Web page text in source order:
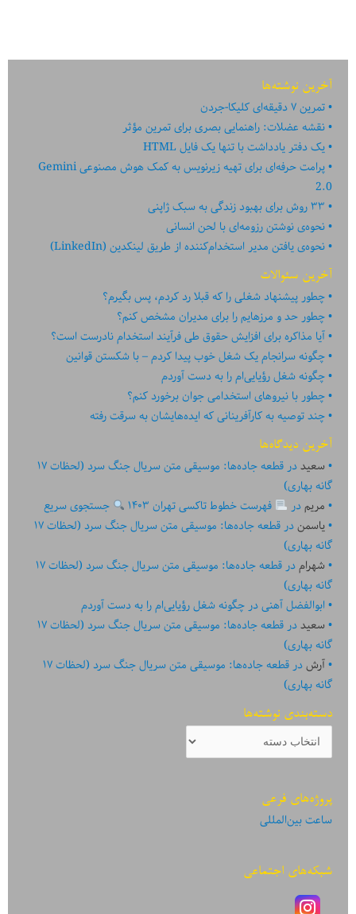
آخرین نوشته‌ها
تمرین ۷ دقیقه‌ای کلیکا-جردن
نقشه عضلات: راهنمایی بصری برای تمرین مؤثر
یک دفتر یادداشت با تنها یک فایل HTML
پرامت حرفه‌ای برای تهیه زیرنویس به کمک هوش مصنوعی Gemini
2.0
۳۳ روش برای بهبود زندگی به سبک ژاپنی
نحوه‌ی نوشتن رزومه‌ای با لحن انسانی
نحوه‌ی یافتن مدیر استخدام‌کننده از طریق لینکدین (LinkedIn)
آخرین سئوالات
چطور پیشنهاد شغلی را که قبلا رد کردم، پس بگیرم؟
چطور حد و مرزهایم را برای مدیران مشخص کنم؟
آیا مذاکره برای افزایش حقوق طی فرآیند استخدام نادرست است؟
چگونه سرانجام یک شغل خوب پیدا کردم – با شکستن قوانین
چگونه شغل رؤیایی‌ام را به دست آوردم
چطور با نیروهای استخدامی جوان برخورد کنم؟
چند توصیه به کارآفرینانی که ایده‏‏‌‏‏‌هایشان به سرقت رفته
آخرین دیدگاه‌ها
سعیددر
قطعه جاده‌ها: موسیقی متن سریال جنگ سرد (لحظات ۱۷
گانه بهاری)
مریمدر فهرست خطوط تاکسی تهران ۱۴۰۳
جستجوی سریع
یاسمندر
قطعه جاده‌ها: موسیقی متن سریال جنگ سرد (لحظات ۱۷
گانه بهاری)
شهرامدر
قطعه جاده‌ها: موسیقی متن سریال جنگ سرد (لحظات ۱۷
گانه بهاری)
ابوالفضل آهنیدرچگونه شغل رؤیایی‌ام را به دست آوردم
سعیددر
قطعه جاده‌ها: موسیقی متن سریال جنگ سرد (لحظات ۱۷
گانه بهاری)
آرشدر
قطعه جاده‌ها: موسیقی متن سریال جنگ سرد (لحظات ۱۷
گانه بهاری)
دسته‌بندی نوشته‌ها
دسته‌بندی
نوشته‌ها
پروژه‌های فرعی
ساعت بین‌المللی
شبکه‌های اجتماعی